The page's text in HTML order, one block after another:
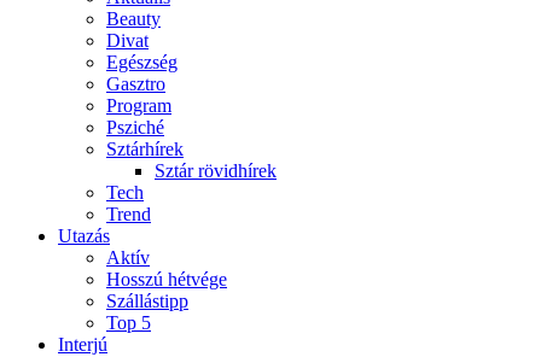
Beauty
Divat
Egészség
Gasztro
Program
Psziché
Sztárhírek
Sztár rövidhírek
Tech
Trend
Utazás
Aktív
Hosszú hétvége
Szállástipp
Top 5
Interjú